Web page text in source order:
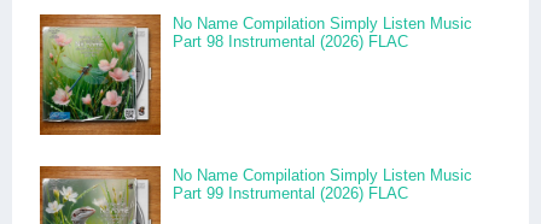
No Name Compilation Simply Listen Music
Part 98 Instrumental (2026) FLAC
No Name Compilation Simply Listen Music
Part 99 Instrumental (2026) FLAC